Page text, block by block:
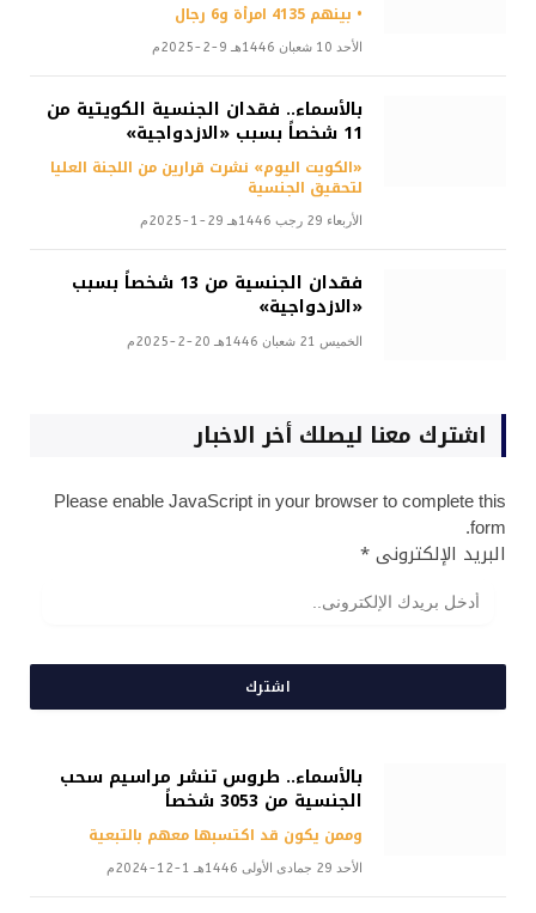
• بينهم 4135 امرأة و6 رجال
الأحد 10 شعبان 1446هـ 9-2-2025م
بالأسماء.. فقدان الجنسية الكويتية من
11 شخصاً بسبب «الازدواجية»
«الكويت اليوم» نشرت قرارين من اللجنة العليا
لتحقيق الجنسية
الأربعاء 29 رجب 1446هـ 29-1-2025م
فقدان الجنسية من 13 شخصاً بسبب
«الازدواجية»
الخميس 21 شعبان 1446هـ 20-2-2025م
اشترك معنا ليصلك أخر الاخبار
Please enable JavaScript in your browser to complete this
form.
البريد الإلكترونى*
اشترك
بالأسماء.. طروس تنشر مراسيم سحب
الجنسية من 3053 شخصاً
وممن يكون قد اكتسبها معهم بالتبعية
الأحد 29 جمادى الأولى 1446هـ 1-12-2024م